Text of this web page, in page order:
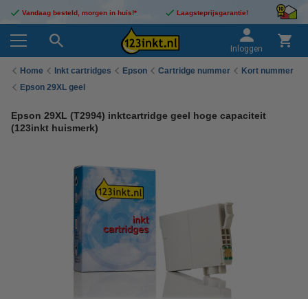
Vandaag besteld, morgen in huis!* Laagsteprijsgarantie!
Inloggen
Home Inkt cartridges Epson Cartridge nummer
Kort nummer
Epson 29XL geel
Epson 29XL (T2994) inktcartridge geel hoge capaciteit
(123inkt huismerk)